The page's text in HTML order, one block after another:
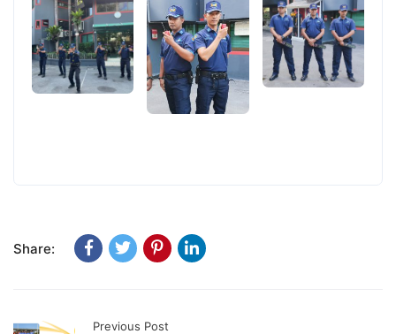
Share:
Previous Post